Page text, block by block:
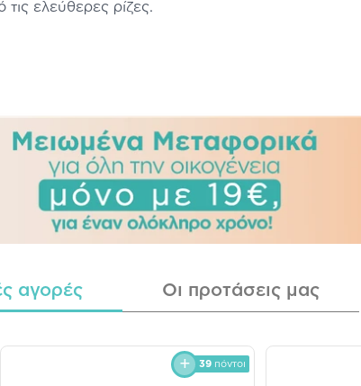
ελεύθερες ρίζες.
αγορές Οι προτάσεις μας
39 πόντοι